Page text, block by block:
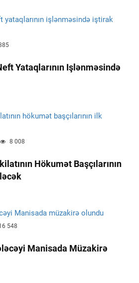
Yataqlarının Işlənməsində
8 008
Hökumət Başçılarının
548
Manisada Müzakirə